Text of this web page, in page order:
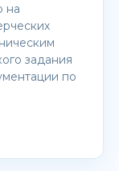
на
задания
по